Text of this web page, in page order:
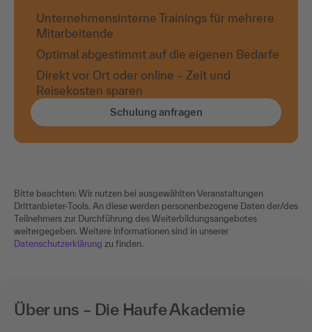
Unternehmensinterne Trainings für mehrere
Mitarbeitende
Optimal abgestimmt auf die eigenen Bedarfe
Direkt vor Ort oder online – Zeit und
Reisekosten sparen
Schulung anfragen
Bitte beachten: Wir nutzen bei ausgewählten Veranstaltungen
Drittanbieter-Tools. An diese werden personenbezogene Daten der/des
Teilnehmers zur Durchführung des Weiterbildungsangebotes
weitergegeben. Weitere Informationen sind in unserer
Datenschutzerklärung zu finden.
Über uns – Die Haufe Akademie